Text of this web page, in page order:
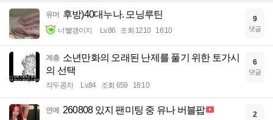
유머 후방)40대누나. 모닝루틴
너빨갱이지 Lv.86 조회 1210 16:10
9
댓글
계층 소년만화의 오래된 난제를 풀기 위한 토가시
의 선택
작두콩차 Lv.84 조회 659 16:10
6
댓글
연예 260808 있지 팬미팅 중 유나 버블팝 2